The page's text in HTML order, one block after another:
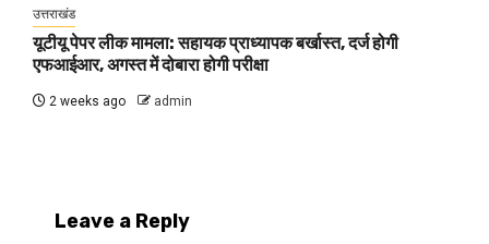
उत्तराखंड
यूटीयू पेपर लीक मामला: सहायक प्राध्यापक बर्खास्त, दर्ज होगी
एफआईआर, अगस्त में दोबारा होगी परीक्षा
2 weeks ago admin
Leave a Reply